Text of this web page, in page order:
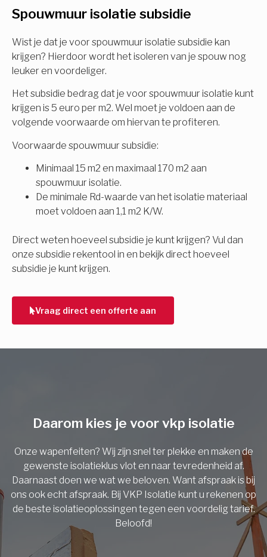
Spouwmuur isolatie subsidie
Wist je dat je voor spouwmuur isolatie subsidie kan
krijgen? Hierdoor wordt het isoleren van je spouw nog
leuker en voordeliger.
Het subsidie bedrag dat je voor spouwmuur isolatie kunt
krijgen is 5 euro per m2. Wel moet je voldoen aan de
volgende voorwaarde om hiervan te profiteren.
Voorwaarde spouwmuur subsidie:
Minimaal 15 m2 en maximaal 170 m2 aan
spouwmuur isolatie.
De minimale Rd-waarde van het isolatie materiaal
moet voldoen aan 1,1 m2 K/W.
Direct weten hoeveel subsidie je kunt krijgen? Vul dan
onze subsidie rekentool in en bekijk direct hoeveel
subsidie je kunt krijgen.
Vraag direct een offerte aan
Isolatiemaatregel
Spouwisolatie
Vloerisolatie
Dakisolatie
Gevelisolatie
Vorige
subsidie!
Vul uw gegevens in en ontvang nu direct uw
berekening per mail.
Voornaam
Achternaam
Vorige
Daarom kies je voor vkp isolatie
Onze wapenfeiten? Wij zijn snel ter plekke en maken de
gewenste isolatieklus vlot en naar tevredenheid af.
Daarnaast doen we wat we beloven. Want afspraak is bij
ons ook echt afspraak. Bij VKP Isolatie kunt u rekenen op
de beste isolatieoplossingen tegen een voordelig tarief.
Beloofd!